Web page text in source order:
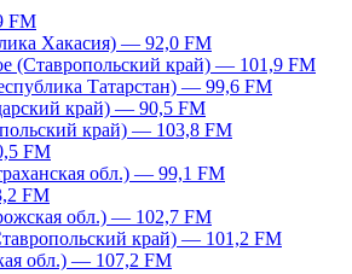
FM
Хакасия) — 92,0 FM
(Ставропольский край) — 101,9 FM
Татарстан) — 99,6 FM
край) — 90,5 FM
край) — 103,8 FM
FM
обл.) — 99,1 FM
FM
обл.) — 102,7 FM
край) — 101,2 FM
обл.) — 107,2 FM